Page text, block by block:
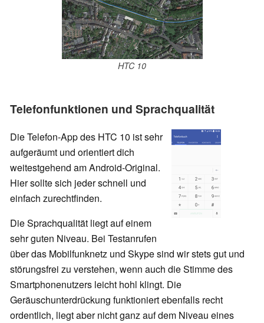
HTC 10
Telefonfunktionen und Sprachqualität
Die Telefon-App des HTC 10 ist sehr
aufgeräumt und orientiert dich
weitestgehend am Android-Original.
Hier sollte sich jeder schnell und
einfach zurechtfinden.
Die Sprachqualität liegt auf einem
sehr guten Niveau. Bei Testanrufen
über das Mobilfunknetz und Skype sind wir stets gut und
störungsfrei zu verstehen, wenn auch die Stimme des
Smartphonenutzers leicht hohl klingt. Die
Geräuschunterdrückung funktioniert ebenfalls recht
ordentlich, liegt aber nicht ganz auf dem Niveau eines